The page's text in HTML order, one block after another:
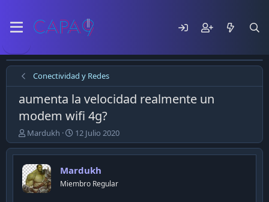
Conectividad y Redes
aumenta la velocidad realmente un
modem wifi 4g?
E
m
p
e
z
ó
Mardukh
F
e
c
a
d
12 Julio 2020
Mardukh
Miembro Regular